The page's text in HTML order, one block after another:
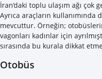
İran’daki toplu ulaşım ağı çok
Ayrıca araçların
mevcuttur. Örneğin;
vagonları kadınlar için
sırasında bu kurala dikkat
Otobüs